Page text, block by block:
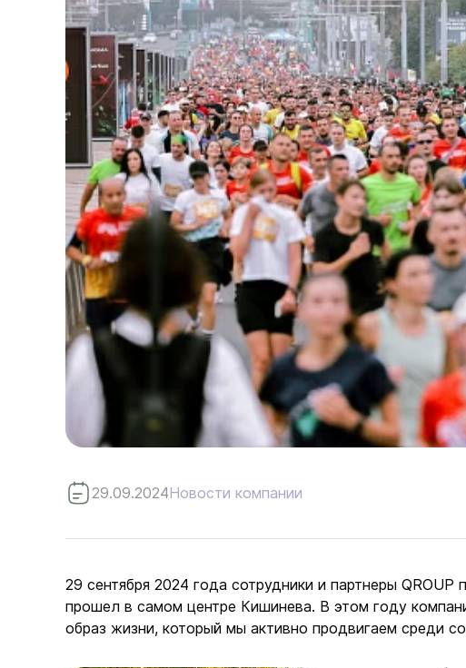
29.09.2024Новости компании
29 сентября 2024 года сотрудники и партнеры
прошел в самом центре Кишинева. В этом году
образ жизни, который мы активно продвигаем среди